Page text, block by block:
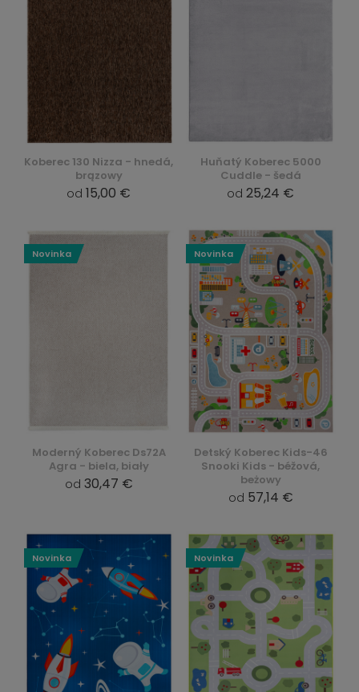
Koberec 130 Nizza - hnedá,
brązowy
od 15,00 €
Huňatý Koberec 5000
Cuddle - šedá
od 25,24 €
Moderný Koberec Ds72A
Agra - biela, biały
od 30,47 €
Novinka
Detský Koberec Kids-46
Snooki Kids - béžová,
beżowy
od 57,14 €
Novinka
Novinka Novinka